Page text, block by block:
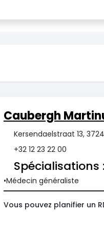
Caubergh
Kersendaelstraat 13,
+32 12 23 22 00
Spécialisations :
Médecin généraliste
Vous pouvez planifier un